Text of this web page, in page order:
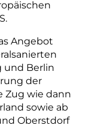
Angebot
und Berlin
der
Zug wie dann
sowie ab
Oberstdorf